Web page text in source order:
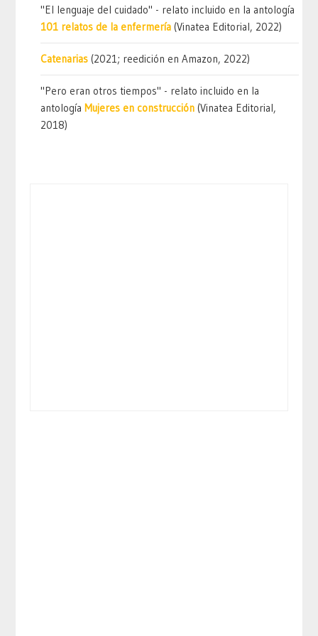
"El lenguaje del cuidado" - relato incluido en la antología
101 relatos de la enfermería (Vinatea Editorial, 2022)
Catenarias (2021; reedición en Amazon, 2022)
"Pero eran otros tiempos" - relato incluido en la
antologíaMujeres en construcción (Vinatea Editorial,
2018)